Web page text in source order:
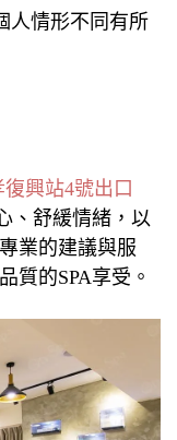
人情形不同有所
興站4號出口
、舒緩情緒，以
業的建議與服
質的SPA享受。